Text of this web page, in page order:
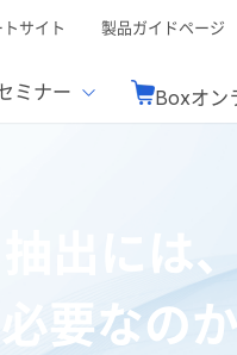
サイト 製品ガイドページ
外
Google連携
Salesforce連携
（次
クラウド
新しい働き方
ミナー Boxオン
出には
要なの